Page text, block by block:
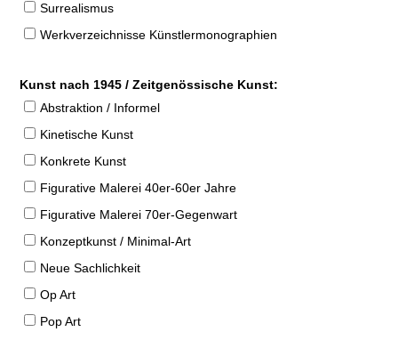
Surrealismus
Werkverzeichnisse Künstlermonographien
Kunst nach 1945 / Zeitgenössische Kunst:
Abstraktion / Informel
Kinetische Kunst
Konkrete Kunst
Figurative Malerei 40er-60er Jahre
Figurative Malerei 70er-Gegenwart
Konzeptkunst / Minimal-Art
Neue Sachlichkeit
Op Art
Pop Art